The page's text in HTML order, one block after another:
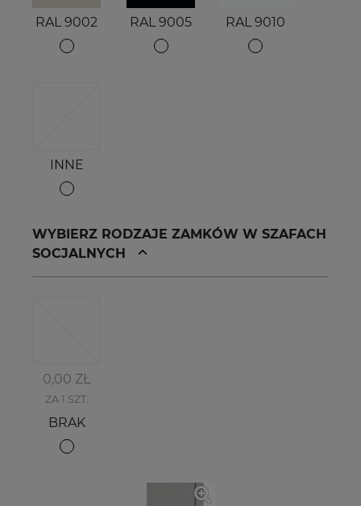
RAL 9002 RAL 9005 RAL 9010
INNE
WYBIERZ RODZAJE ZAMKÓW W SZAFACH
SOCJALNYCH
0,00 ZŁ
ZA 1 SZT.
BRAK